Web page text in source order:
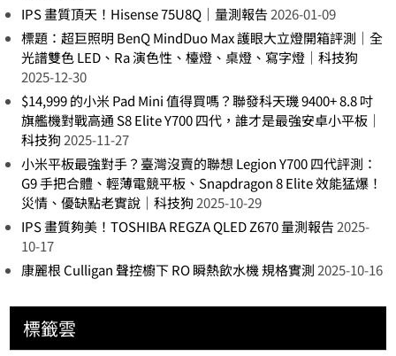
IPS 畫質頂天！Hisense 75U8Q｜量測報告2026-01-09
標題：超巨照明 BenQ MindDuo Max 護眼大立燈開箱評測｜全
光譜雙色 LED、Ra 演色性、檯燈、桌燈、寫字燈｜科技狗
2025-12-30
$14,999 的小米 Pad Mini 值得買嗎？聯發科天璣 9400+ 8.8 吋
旗艦機對戰高通 S8 Elite Y700 四代，誰才是最強安卓小平板｜
科技狗 2025-11-27
小米平板最強對手？臺灣沒賣的聯想 Legion Y700 四代評測：
G9 手把合體、輕薄電競平板、Snapdragon 8 Elite 效能猛爆！
災情、優缺點老實說｜科技狗 2025-10-29
IPS 畫質夠美！TOSHIBA REGZA QLED Z670 量測報告2025-
10-17
康麗根 Culligan 聲控櫥下 RO 瞬熱飲水機 規格實測 2025-10-16
標籤雲